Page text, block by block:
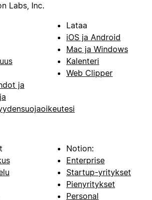
Labs, Inc.
ja
Lataa
iOS ja Android
Mac ja Windows
Kalenteri
Web Clipper
Notion:
Enterprise
Startup-yritykset
Pienyritykset
Personal